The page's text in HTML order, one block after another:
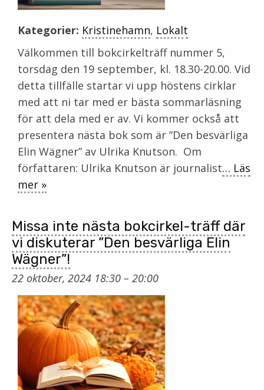
Kategorier: Kristinehamn, Lokalt
Välkommen till bokcirkelträff nummer 5,
torsdag den 19 september, kl. 18.30-20.00. Vid
detta tillfälle startar vi upp höstens cirklar
med att ni tar med er bästa sommarläsning
för att dela med er av. Vi kommer också att
presentera nästa bok som är ”Den besvärliga
Elin Wägner” av Ulrika Knutson. Om
författaren: Ulrika Knutson är journalist… Läs
mer »
Missa inte nästa bokcirkel-träff där
vi diskuterar ”Den besvärliga Elin
Wägner”!
22 oktober, 2024 18:30 – 20:00